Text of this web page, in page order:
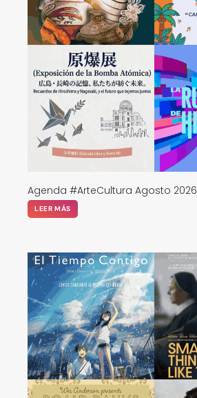
Agenda #ArteCultura Agosto 2026
LEER MÁS